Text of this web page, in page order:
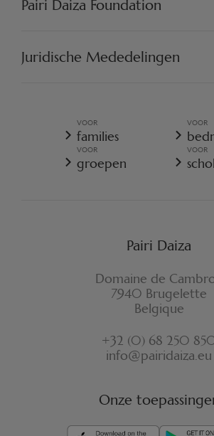
PAIRI DAIZA RESORT
Pairi Daiza Foundation
DE PROJECTEN
ENGAGEER U
Juridische Mededelingen
ALGEMENE VERKOOPSVOORWAARDEN -
COOKIES-BELEID
REGLEMENT VAN PAIRI DAIZA
VERZEKERINGSVOORWAARDEN ANNULATIE
VOOR
families
VOOR
VOOR
groepen
VOOR
Pairi Daiza
Domaine de
7940 Brugelette
Belgique
+32 (0) 68 250
info@pairidaiza.eu
Onze